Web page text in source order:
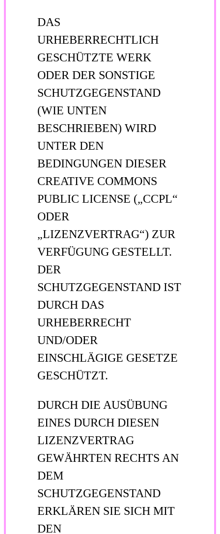
DAS
URHEBERRECHTLICH
GESCHÜTZTE WERK
ODER DER SONSTIGE
SCHUTZGEGENSTAND
(WIE UNTEN
BESCHRIEBEN) WIRD
UNTER DEN
BEDINGUNGEN DIESER
CREATIVE COMMONS
PUBLIC LICENSE („CCPL“
ODER
„LIZENZVERTRAG“) ZUR
VERFÜGUNG GESTELLT.
DER
SCHUTZGEGENSTAND IST
DURCH DAS
URHEBERRECHT
UND/ODER
EINSCHLÄGIGE GESETZE
GESCHÜTZT.
DURCH DIE AUSÜBUNG
EINES DURCH DIESEN
LIZENZVERTRAG
GEWÄHRTEN RECHTS AN
DEM
SCHUTZGEGENSTAND
ERKLÄREN SIE SICH MIT
DEN